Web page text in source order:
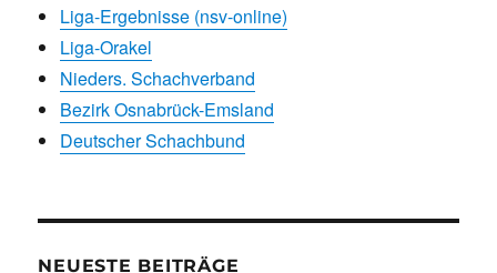
Liga-Ergebnisse (nsv-online)
Liga-Orakel
Nieders. Schachverband
Bezirk Osnabrück-Emsland
Deutscher Schachbund
NEUESTE BEITRÄGE